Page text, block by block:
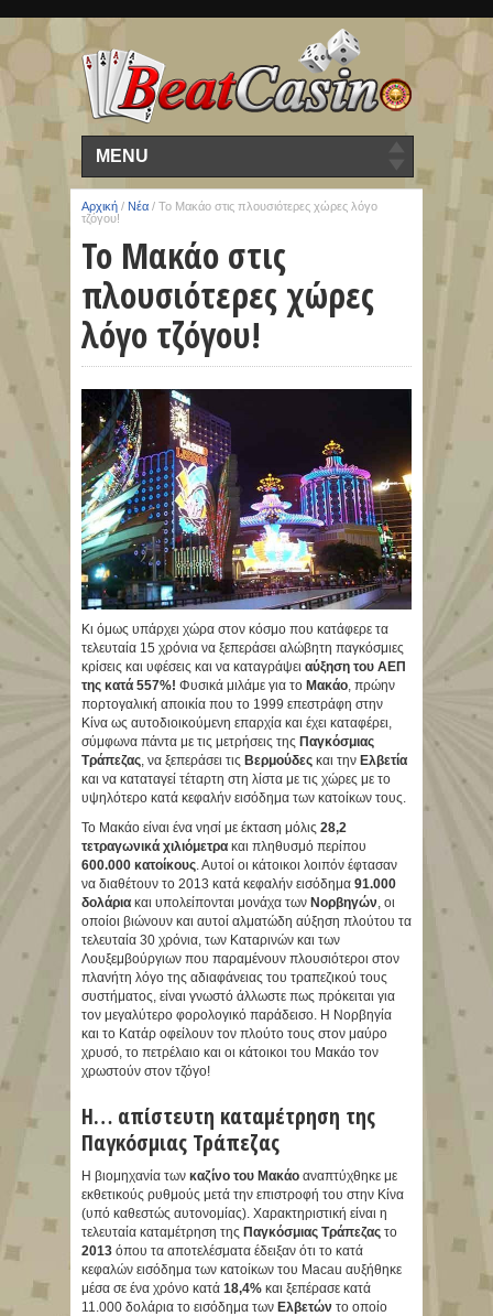
MENU
Αρχική / Νέα / Το Μακάο στις πλουσιότερες χώρες λόγο
τζόγου!
Το Μακάο στις
πλουσιότερες χώρες
λόγο τζόγου!
Κι όμως υπάρχει χώρα στον κόσμο που κατάφερε τα
τελευταία 15 χρόνια να ξεπεράσει αλώβητη παγκόσμιες
κρίσεις και υφέσεις και να καταγράψει αύξηση του ΑΕΠ
της κατά 557%! Φυσικά μιλάμε για το Μακάο, πρώην
πορτογαλική αποικία που το 1999 επεστράφη στην
Κίνα ως αυτοδιοικούμενη επαρχία και έχει καταφέρει,
σύμφωνα πάντα με τις μετρήσεις της Παγκόσμιας
Τράπεζας, να ξεπεράσει τις Βερμούδες και την Ελβετία
και να καταταγεί τέταρτη στη λίστα με τις χώρες με το
υψηλότερο κατά κεφαλήν εισόδημα των κατοίκων τους.
Το Μακάο είναι ένα νησί με έκταση μόλις 28,2
τετραγωνικά χιλιόμετρα και πληθυσμό περίπου
600.000 κατοίκους. Αυτοί οι κάτοικοι λοιπόν έφτασαν
να διαθέτουν το 2013 κατά κεφαλήν εισόδημα 91.000
δολάρια και υπολείπονται μονάχα των Νορβηγών, οι
οποίοι βιώνουν και αυτοί αλματώδη αύξηση πλούτου τα
τελευταία 30 χρόνια, των Καταρινών και των
Λουξεμβούργιων που παραμένουν πλουσιότεροι στον
πλανήτη λόγο της αδιαφάνειας του τραπεζικού τους
συστήματος, είναι γνωστό άλλωστε πως πρόκειται για
τον μεγαλύτερο φορολογικό παράδεισο. Η Νορβηγία
και το Κατάρ οφείλουν τον πλούτο τους στον μαύρο
χρυσό, το πετρέλαιο και οι κάτοικοι του Μακάο τον
χρωστούν στον τζόγο!
Η… απίστευτη καταμέτρηση της
Παγκόσμιας Τράπεζας
Η βιομηχανία των καζίνο του Μακάο αναπτύχθηκε με
εκθετικούς ρυθμούς μετά την επιστροφή του στην Κίνα
(υπό καθεστώς αυτονομίας). Χαρακτηριστική είναι η
τελευταία καταμέτρηση της Παγκόσμιας Τράπεζας το
2013 όπου τα αποτελέσματα έδειξαν ότι το κατά
κεφαλών εισόδημα των κατοίκων του Macau αυξήθηκε
μέσα σε ένα χρόνο κατά 18,4% και ξεπέρασε κατά
11.000 δολάρια το εισόδημα των Ελβετών το οποίο